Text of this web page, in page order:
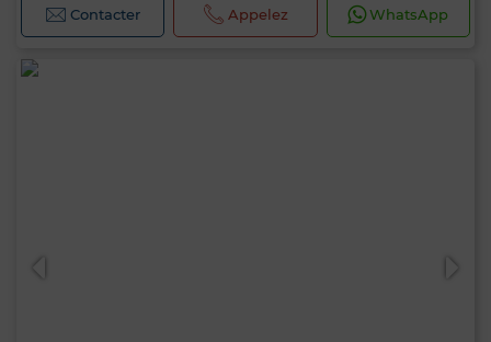
Contacter Appelez WhatsApp